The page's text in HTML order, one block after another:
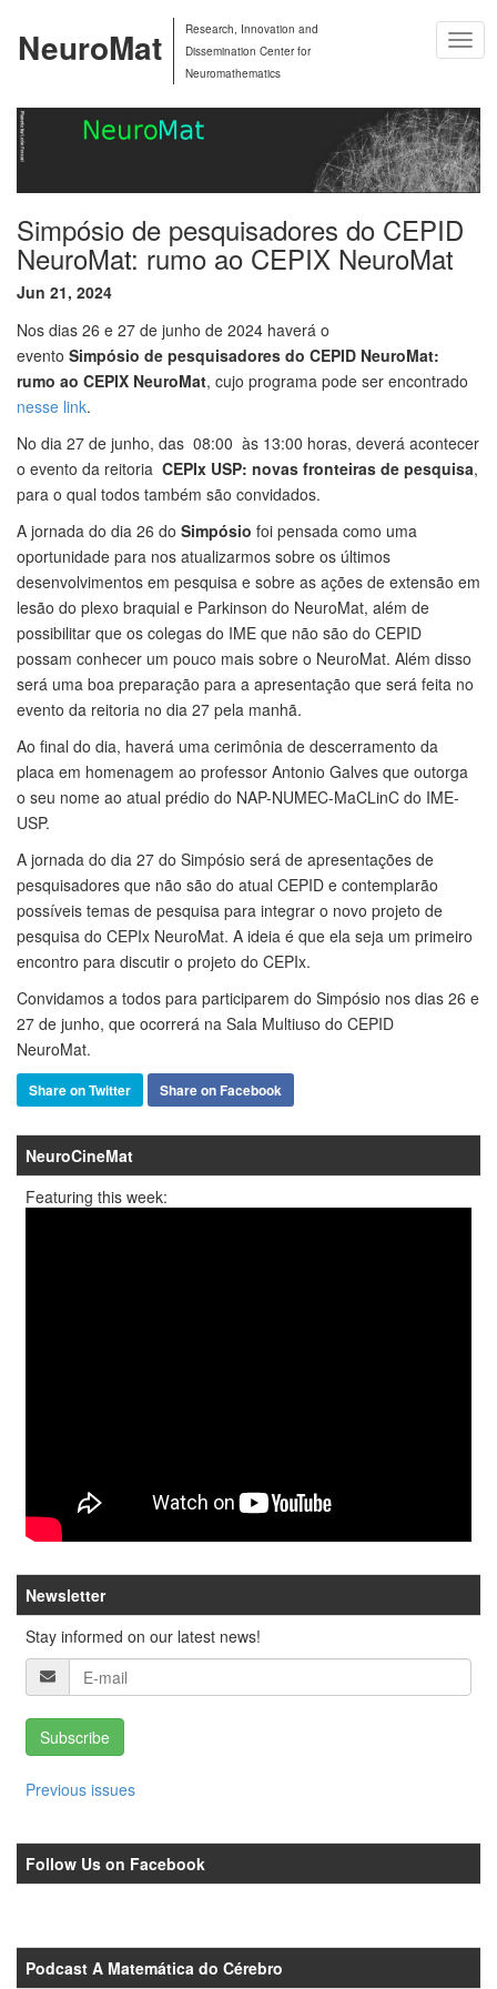
NeuroMat
Research, Innovation and
Dissemination Center for
Neuromathematics
Simpósio de pesquisadores do CEPID
NeuroMat: rumo ao CEPIX NeuroMat
Jun 21, 2024
Nos dias 26 e 27 de junho de 2024 haverá o
evento Simpósio de pesquisadores do CEPID NeuroMat:
rumo ao CEPIX NeuroMat, cujo programa pode ser encontrado
nesse link.
No dia 27 de junho, das 08:00 às 13:00 horas, deverá acontecer
o evento da reitoria CEPIx USP: novas fronteiras de pesquisa,
para o qual todos também são convidados.
A jornada do dia 26 do Simpósio foi pensada como uma
oportunidade para nos atualizarmos sobre os últimos
desenvolvimentos em pesquisa e sobre as ações de extensão em
lesão do plexo braquial e Parkinson do NeuroMat, além de
possibilitar que os colegas do IME que não são do CEPID
possam conhecer um pouco mais sobre o NeuroMat. Além disso
será uma boa preparação para a apresentação que será feita no
evento da reitoria no dia 27 pela manhã.
Ao final do dia, haverá uma cerimônia de descerramento da
placa em homenagem ao professor Antonio Galves que outorga
o seu nome ao atual prédio do NAP-NUMEC-MaCLinC do IME-
USP.
A jornada do dia 27 do Simpósio será de apresentações de
pesquisadores que não são do atual CEPID e contemplarão
possíveis temas de pesquisa para integrar o novo projeto de
pesquisa do CEPIx NeuroMat. A ideia é que ela seja um primeiro
encontro para discutir o projeto do CEPIx.
Convidamos a todos para participarem do Simpósio nos dias 26 e
27 de junho, que ocorrerá na Sala Multiuso do CEPID
NeuroMat.
Share on Twitter Share on Facebook
NeuroCineMat
Featuring this week:
Newsletter
Stay informed on our latest news!
Subscribe
Previous issues
Follow Us on Facebook
Podcast A Matemática do Cérebro